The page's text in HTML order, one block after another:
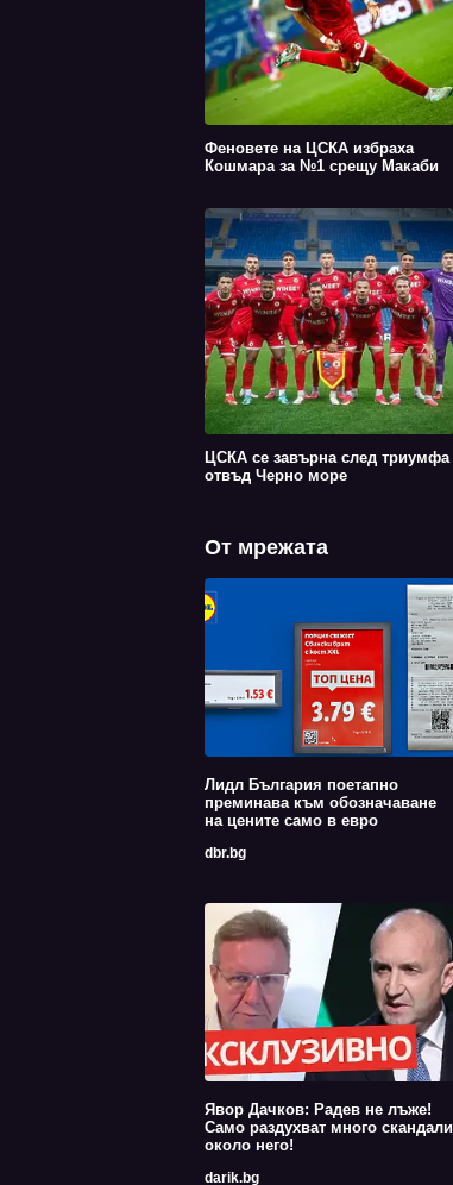
Феновете на ЦСКА избраха
Кошмара за №1 срещу Макаби
ЦСКА се завърна след триумфа
отвъд Черно море
От мрежата
Лидл България поетапно
преминава към обозначаване
на цените само в евро
dbr.bg
Явор Дачков: Радев не лъже!
Само раздухват много скандали
около него!
darik.bg